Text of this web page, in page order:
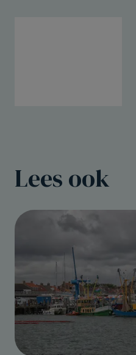
Lees ook